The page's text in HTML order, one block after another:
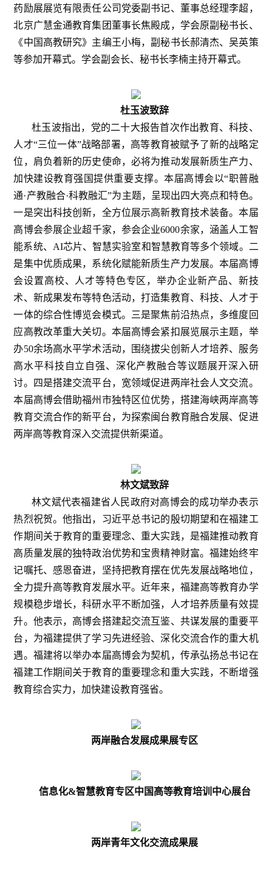
药励展展览有限责任公司党委副书记、董事总经理李超，
北京广慧金通教育集团董事长焦殿成，学会原副秘书长、
《中国高教研究》主编王小梅，副秘书长郝清杰、吴英策
等参加开幕式。学会副会长、秘书长李楠主持开幕式。
杜玉波致辞
杜玉波指出，党的二十大报告首次作出教育、科技、
人才“三位一体”战略部署，高等教育被赋予了新的战略定
位，肩负着新的历史使命，必将为推动发展新质生产力、
加快建设教育强国提供重要支撑。本届高博会以“职普融
通·产教融合·科教融汇”为主题，呈现出四大亮点和特色。
一是突出科技创新，全方位展示高新教育技术装备。本届
高博会参展企业超千家，参会企业6000余家，涵盖人工智
能系统、AI芯片、智慧实验室和智慧教育等多个领域。二
是集中优质成果，系统化赋能新质生产力发展。本届高博
会设置高校、人才等特色专区，举办企业新产品、新技
术、新成果发布等特色活动，打造集教育、科技、人才于
一体的综合性博览会模式。三是聚焦前沿热点，多维度回
应高教改革重大关切。本届高博会紧扣展览展示主题，举
办50余场高水平学术活动，围绕拔尖创新人才培养、服务
高水平科技自立自强、深化产教融合等议题展开深入研
讨。四是搭建交流平台，宽领域促进两岸社会人文交流。
本届高博会借助福州市独特区位优势，搭建海峡两岸高等
教育交流合作的新平台，为探索闽台教育融合发展、促进
两岸高等教育深入交流提供新渠道。
林文斌致辞
林文斌代表福建省人民政府对高博会的成功举办表示
热烈祝贺。他指出，习近平总书记的殷切期望和在福建工
作期间关于教育的重要理念、重大实践，是福建推动教育
高质量发展的独特政治优势和宝贵精神财富。福建始终牢
记嘱托、感恩奋进，坚持把教育摆在优先发展战略地位，
全力提升高等教育发展水平。近年来，福建高等教育办学
规模稳步增长，科研水平不断加强，人才培养质量有效提
升。他表示，高博会搭建起交流互鉴、共谋发展的重要平
台，为福建提供了学习先进经验、深化交流合作的重大机
遇。福建将以举办本届高博会为契机，传承弘扬总书记在
福建工作期间关于教育的重要理念和重大实践，不断增强
教育综合实力，加快建设教育强省。
两岸融合发展成果展专区
信息化&智慧教育专区中国高等教育培训中心展台
两岸青年文化交流成果展